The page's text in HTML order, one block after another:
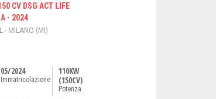
CV DSG ACT LIFE
- 2024
- MILANO (MI)
05/2024
Immatricolazione
110KW
(150CV)
Potenza